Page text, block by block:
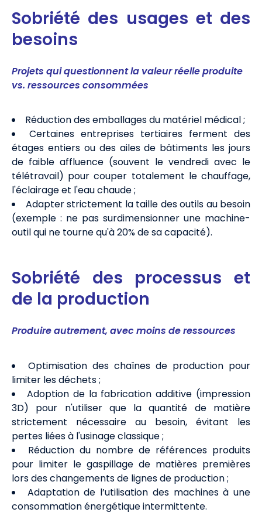
Sobriété des usages et des
besoins
Projets qui questionnent la valeur réelle produite
vs. ressources consommées
Réduction des emballages du matériel médical ;
Certaines entreprises tertiaires ferment des
étages entiers ou des ailes de bâtiments les jours
de faible affluence (souvent le vendredi avec le
télétravail) pour couper totalement le chauffage,
l'éclairage et l'eau chaude ;
Adapter strictement la taille des outils au besoin
(exemple : ne pas surdimensionner une machine-
outil qui ne tourne qu'à 20% de sa capacité).
Sobriété des processus et
de la production
Produire autrement, avec moins de ressources
Optimisation des chaînes de production pour
limiter les déchets ;
Adoption de la fabrication additive (impression
3D) pour n'utiliser que la quantité de matière
strictement nécessaire au besoin, évitant les
pertes liées à l'usinage classique ;
Réduction du nombre de références produits
pour limiter le gaspillage de matières premières
lors des changements de lignes de production ;
Adaptation de l’utilisation des machines à une
consommation énergétique intermittente.